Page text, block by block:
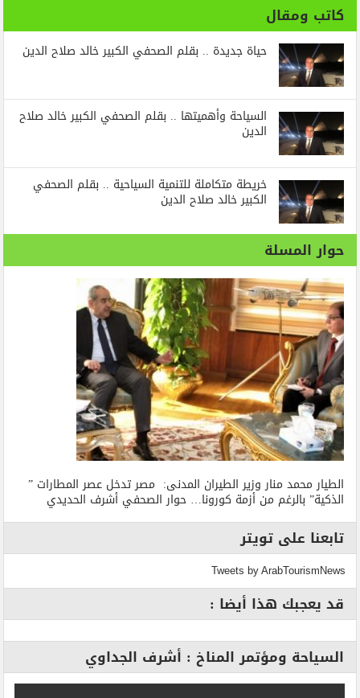
كاتب ومقال
حياة جديدة .. بقلم الصحفي الكبير خالد صلاح الدين
السياحة وأهميتها .. بقلم الصحفي الكبير خالد صلاح
الدين
خريطة متكاملة للتنمية السياحية .. بقلم الصحفي
الكبير خالد صلاح الدين
حوار المسلة
الطيار محمد منار وزير الطيران المدنى: مصر تدخل عصر المطارات ”
الذكية” بالرغم من أزمة كورونا… حوار الصحفي أشرف الحديدي
تابعنا على تويتر
Tweets by ArabTourismNews
قد يعجبك هذا أيضا :
السياحة ومؤتمر المناخ : أشرف الجداوي